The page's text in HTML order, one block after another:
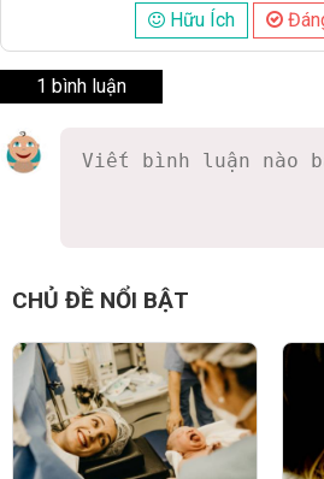
Hữu Ích
1 bình luận
longchelsea
sinh con đã khổ, nuôi con còn
0 Thích Trả lời Báo
CHỦ ĐỀ NỔI BẬT